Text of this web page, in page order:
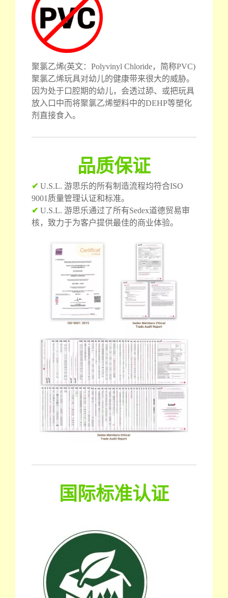
聚氯乙烯(英文：Polyvinyl Chloride，简称PVC)
聚氯乙烯玩具对幼儿的健康带来很大的威胁。
因为处于口腔期的幼儿，会透过舔、或把玩具
放入口中而将聚氯乙烯塑料中的DEHP等塑化
剂直接食入。
品质保证
✔ U.S.L. 游思乐的所有制造流程均符合ISO
9001质量管理认证和标准。
✔ U.S.L. 游思乐通过了所有Sedex道德贸易审
核，致力于为客户提供最佳的商业体验。
国际标准认证